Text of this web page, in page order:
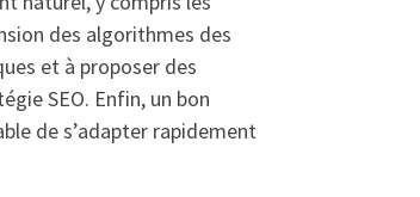
des algorithmes des
et à proposer des
SEO. Enfin, un bon
de s’adapter rapidement